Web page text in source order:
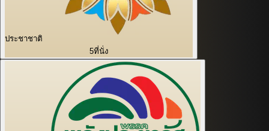
ประชาชาติ
5ที่นั่ง